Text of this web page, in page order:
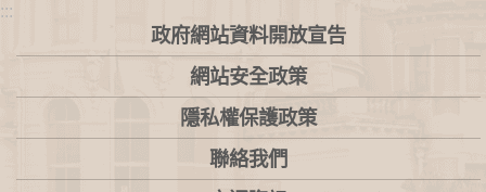
:::
政府網站資料開放宣告
網站安全政策
隱私權保護政策
聯絡我們